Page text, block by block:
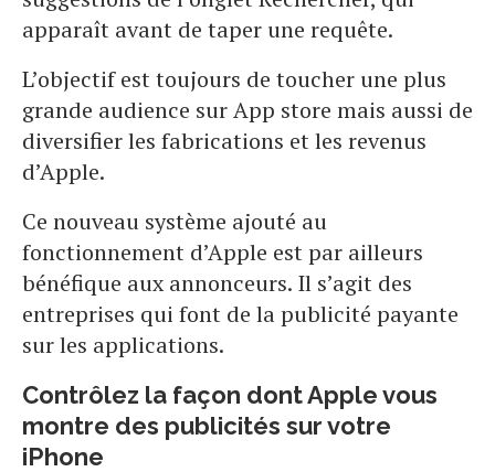
apparaît avant de taper une requête.
L’objectif est toujours de toucher une plus
grande audience sur App store mais aussi de
diversifier les fabrications et les revenus
d’Apple.
Ce nouveau système ajouté au
fonctionnement d’Apple est par ailleurs
bénéfique aux annonceurs. Il s’agit des
entreprises qui font de la publicité payante
sur les applications.
Contrôlez la façon dont Apple vous
montre des publicités sur votre
iPhone